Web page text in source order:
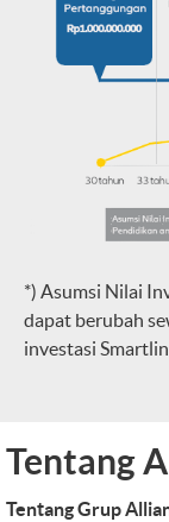
*) Asumsi Nilai
dapat berubah
investasi
Tentang
Tentang Grup